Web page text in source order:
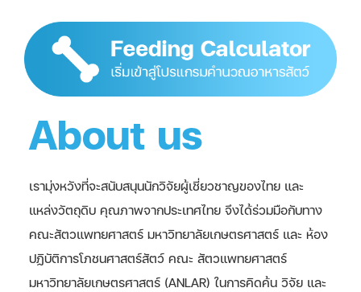
About us
เรามุ่งหวังที่จะสนับสนุนนักวิจัยผู้เชี่ยวชาญของไทย และ
แหล่งวัตถุดิบ คุณภาพจากประเทศไทย จึงได้ร่วมมือกับทาง
คณะสัตวแพทยศาสตร์ มหาวิทยาลัยเกษตรศาสตร์ และ ห้อง
ปฏิบัติการโภชนศาสตร์สัตว์ คณะ สัตวแพทยศาสตร์
มหาวิทยาลัยเกษตรศาสตร์ (ANLAR) ในการคิดค้น วิจัย และ